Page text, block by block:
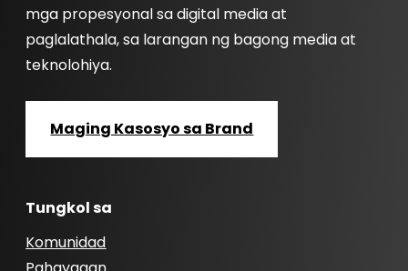
mga propesyonal sa digital media at
paglalathala, sa larangan ng bagong media at
teknolohiya.
Maging Kasosyo sa Brand
Tungkol sa
Komunidad